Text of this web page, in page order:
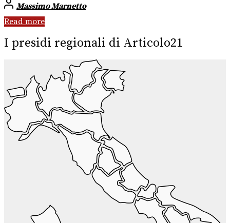
Massimo Marnetto
Read more
I presidi regionali di Articolo21